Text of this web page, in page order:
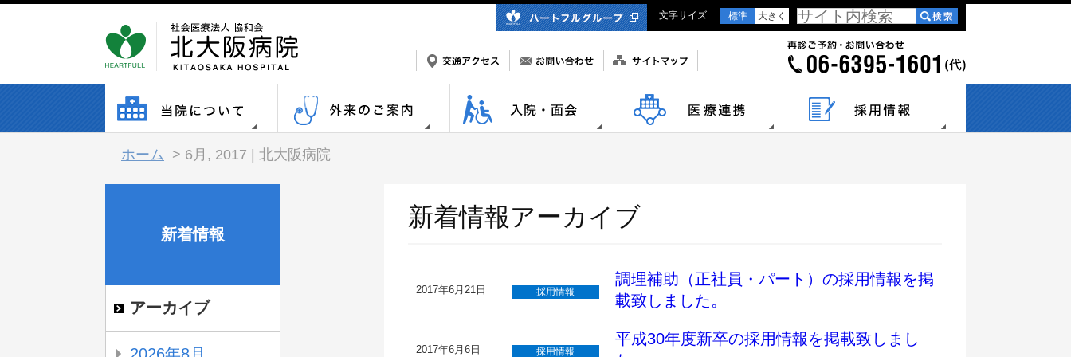
文字サイズ 標準 大きく
ホーム > 6月, 2017 | 北大阪病院
新着情報アーカイブ
2017年6月21日 採用情報
調理補助（正社員・パート）の採用情報を掲
載致しました。
2017年6月6日 採用情報
平成30年度新卒の採用情報を掲載致しまし
新着情報
アーカイブ